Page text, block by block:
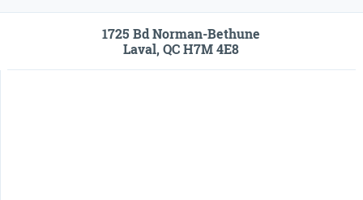
1725 Bd Norman-Bethune
Laval, QC H7M 4E8